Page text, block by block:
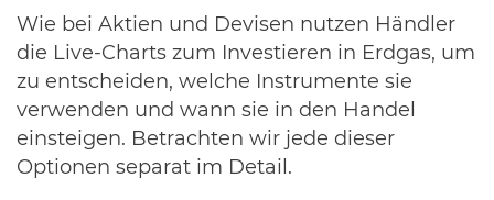
Wie bei Aktien und Devisen nutzen Händler
die Live-Charts zum Investieren in Erdgas, um
zu entscheiden, welche Instrumente sie
verwenden und wann sie in den Handel
einsteigen. Betrachten wir jede dieser
Optionen separat im Detail.